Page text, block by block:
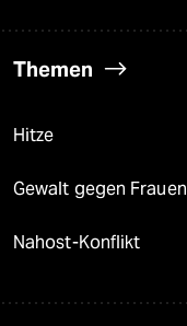
Themen
Hitze
Gewalt gegen Frauen
Nahost-Konflikt